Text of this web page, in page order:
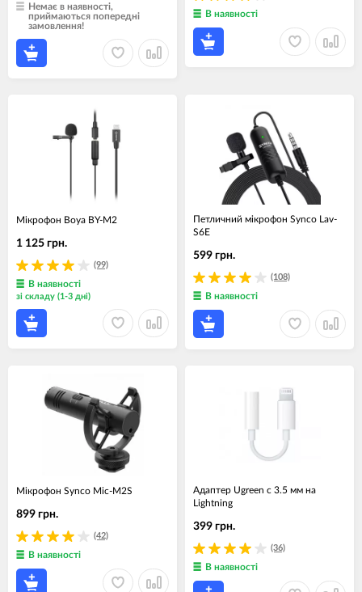
Немає в наявності,
приймаються попередні
замовлення!
В наявності
Мікрофон Boya BY-M2
(99)
1 125 грн.
В наявності
зі складу (1-3 дні)
Петличний мікрофон Synco Lav-
S6E
(108)
599 грн.
В наявності
Мікрофон Synco Mic-M2S
(42)
899 грн.
В наявності
Адаптер Ugreen c 3.5 мм на
Lightning
(36)
399 грн.
В наявності